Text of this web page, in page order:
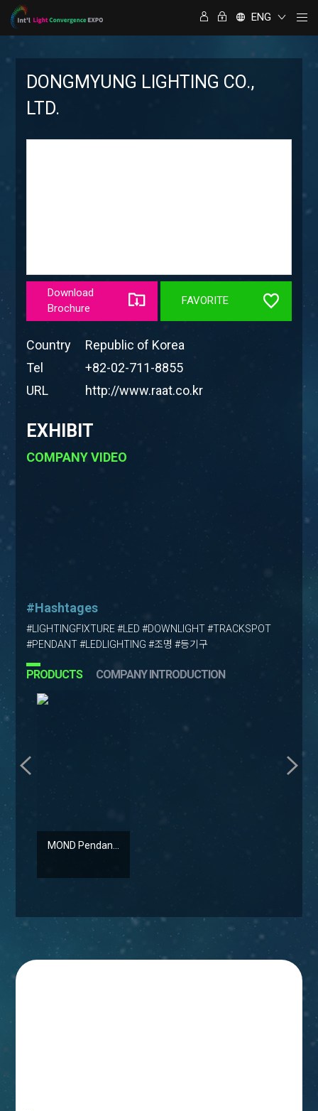
ENG
DONGMYUNG LIGHTING CO.,
LTD.
Download
Brochure
FAVORITE
Country
Republic of Korea
Tel
+82-02-711-8855
URL
http://www.raat.co.kr
EXHIBIT
COMPANY VIDEO
#Hashtages
#LIGHTINGFIXTURE #LED #DOWNLIGHT #TRACKSPOT
#PENDANT #LEDLIGHTING #조명 #등기구
PRODUCTS COMPANY INTRODUCTION
MOND Pendan...